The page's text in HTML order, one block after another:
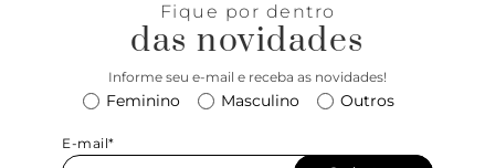
Fique por dentro
das novidades
Informe seu e-mail e receba as novidades!
Feminino Masculino Outros
E-mail*